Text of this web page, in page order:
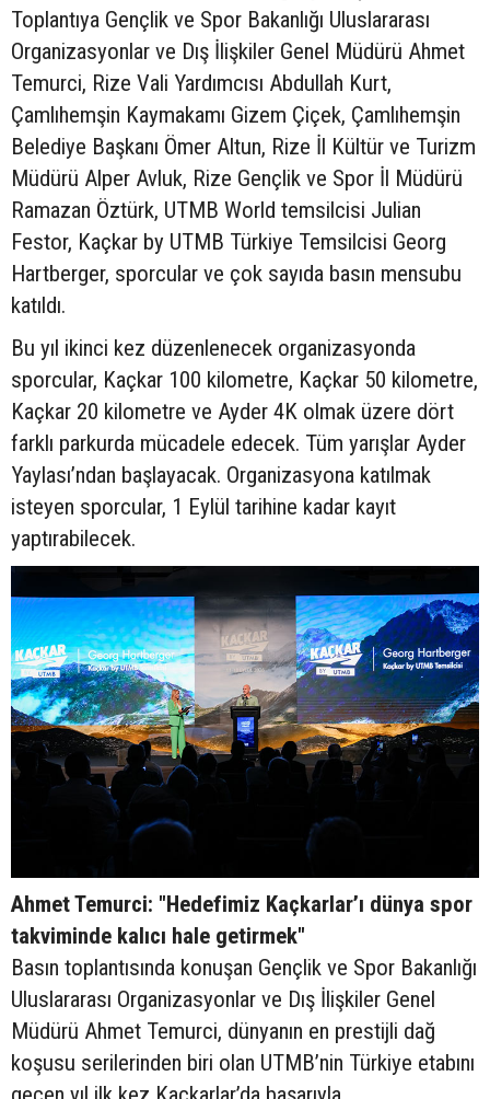
Toplantıya Gençlik ve Spor Bakanlığı Uluslararası
Organizasyonlar ve Dış İlişkiler Genel Müdürü Ahmet
Temurci, Rize Vali Yardımcısı Abdullah Kurt,
Çamlıhemşin Kaymakamı Gizem Çiçek, Çamlıhemşin
Belediye Başkanı Ömer Altun, Rize İl Kültür ve Turizm
Müdürü Alper Avluk, Rize Gençlik ve Spor İl Müdürü
Ramazan Öztürk, UTMB World temsilcisi Julian
Festor, Kaçkar by UTMB Türkiye Temsilcisi Georg
Hartberger, sporcular ve çok sayıda basın mensubu
katıldı.
Bu yıl ikinci kez düzenlenecek organizasyonda
sporcular, Kaçkar 100 kilometre, Kaçkar 50 kilometre,
Kaçkar 20 kilometre ve Ayder 4K olmak üzere dört
farklı parkurda mücadele edecek. Tüm yarışlar Ayder
Yaylası’ndan başlayacak. Organizasyona katılmak
isteyen sporcular, 1 Eylül tarihine kadar kayıt
yaptırabilecek.
Ahmet Temurci: "Hedefimiz Kaçkarlar’ı dünya spor
takviminde kalıcı hale getirmek"
Basın toplantısında konuşan Gençlik ve Spor Bakanlığı
Uluslararası Organizasyonlar ve Dış İlişkiler Genel
Müdürü Ahmet Temurci, dünyanın en prestijli dağ
koşusu serilerinden biri olan UTMB’nin Türkiye etabını